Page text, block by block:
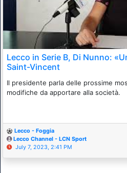
Lecco in Serie B, Di Nunno:
Saint-Vincent
Il presidente parla delle prossime
modifiche da apportare alla società.
Lecco - Foggia
Lecco Channel - LCN Sport
July 7, 2023, 2:41 PM